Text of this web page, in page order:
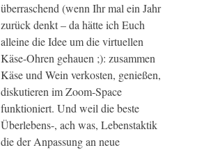
überraschend (wenn Ihr mal ein Jahr
zurück denkt – da hätte ich Euch
alleine die Idee um die virtuellen
Käse-Ohren gehauen ;): zusammen
Käse und Wein verkosten, genießen,
diskutieren im Zoom-Space
funktioniert. Und weil die beste
Überlebens-, ach was, Lebenstaktik
die der Anpassung an neue